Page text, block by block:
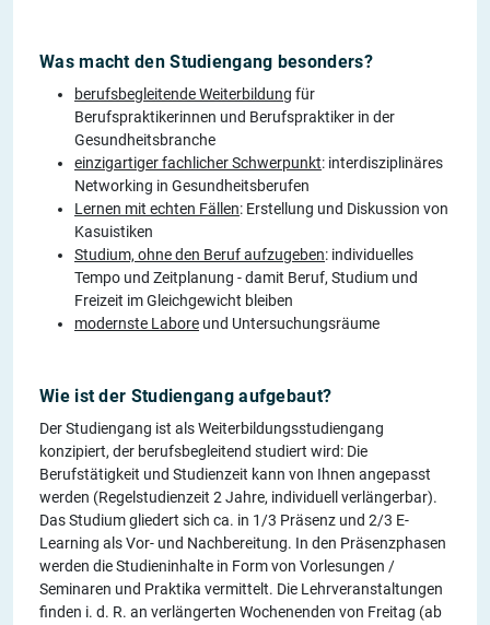
Was macht den Studiengang besonders?
berufsbegleitende Weiterbildung für
Berufspraktikerinnen und Berufspraktiker in der
Gesundheitsbranche
einzigartiger fachlicher Schwerpunkt: interdisziplinäres
Networking in Gesundheitsberufen
Lernen mit echten Fällen: Erstellung und Diskussion von
Kasuistiken
Studium, ohne den Beruf aufzugeben: individuelles
Tempo und Zeitplanung - damit Beruf, Studium und
Freizeit im Gleichgewicht bleiben
modernste Labore und Untersuchungsräume
Wie ist der Studiengang aufgebaut?
​Der Studiengang ist als Weiterbildungsstudiengang
konzipiert, der berufsbegleitend studiert wird: Die
Berufstätigkeit und Studienzeit kann von Ihnen angepasst
werden (Regelstudienzeit 2 Jahre, individuell verlängerbar).
Das Studium gliedert sich ca. in 1/3 Präsenz und 2/3 E-
Learning als Vor- und Nachbereitung. In den Präsenzphasen
werden die Studieninhalte in Form von Vorlesungen /
Seminaren und Praktika vermittelt. Die Lehrveranstaltungen
finden i. d. R. an verlängerten Wochenenden von Freitag (ab